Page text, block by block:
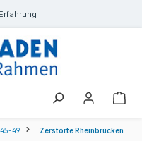
49 Zerstörte Rheinbrücken